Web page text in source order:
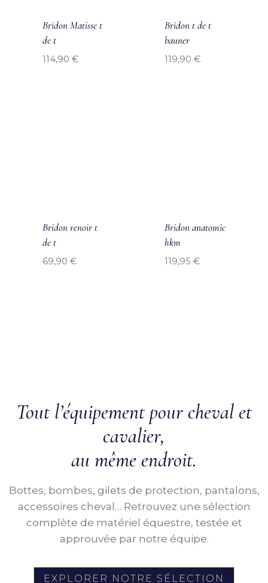
Tout l’équipement pour cheval et
cavalier,
au même endroit.
Bottes, bombes, gilets de protection, pantalons,
accessoires cheval… Retrouvez une sélection
complète de matériel équestre, testée et
approuvée par notre équipe.
EXPLORER NOTRE SÉLECTION